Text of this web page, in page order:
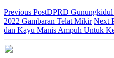
Previous PostDPRD
2022 Gambaran Telat Mikir Next
dan Kayu Manis Ampuh Untuk